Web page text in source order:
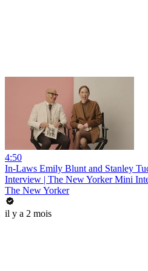
4:50
In-Laws Emily Blunt and Stanley
Interview | The New Yorker Mini
The New Yorker
il y a 2 mois